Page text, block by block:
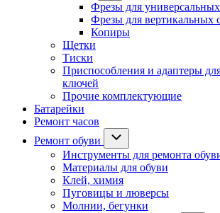
Фрезы для универсальных
Фрезы для вертикальных
Копиры
Щетки
Тиски
Приспособления и адаптеры
ключей
Прочие комплектующие
Батарейки
Ремонт часов
Ремонт обуви
Инструменты для ремонта
Материалы для обуви
Клей, химия
Пуговицы и люверсы
Молнии, бегунки